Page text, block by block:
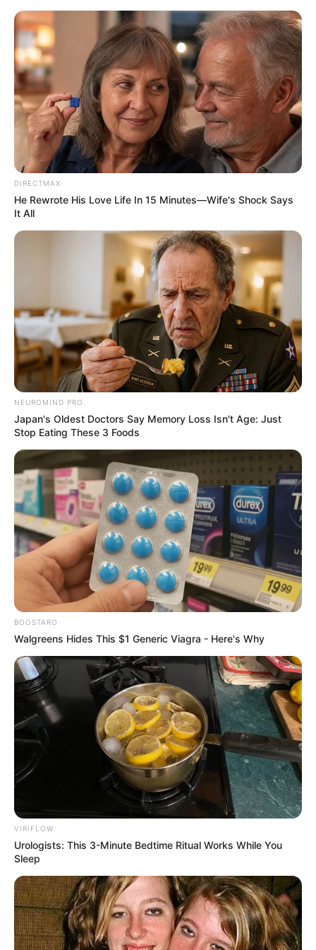
HOME
INSPIRASI
STYLE
FILM &
SERIES
NGAKAK
QUOTES
HYPE
MORE
Metta Permadi
DIRECTMAX
He Rewrote His Love Life In 15 Minutes—Wife's Shock Says
It All
NEUROMIND PRO
Japan's Oldest Doctors Say Memory Loss Isn't Age: Just
Stop Eating These 3 Foods
BOOSTARO
Walgreens Hides This $1 Generic Viagra - Here's Why
VIRIFLOW
Urologists: This 3-Minute Bedtime Ritual Works While You
Sleep